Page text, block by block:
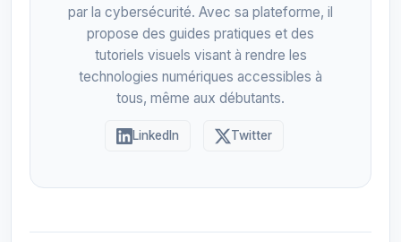
par la cybersécurité. Avec sa plateforme, il
propose des guides pratiques et des
tutoriels visuels visant à rendre les
technologies numériques accessibles à
tous, même aux débutants.
LinkedIn Twitter